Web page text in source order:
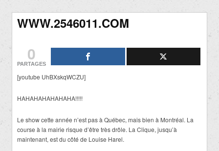
WWW.2546011.COM
0
PARTAGES
[youtube UhBXskqWCZU]
HAHAHAHAHAHAHA!!!!!
Le show cette année n’est pas à Québec, mais bien à Montréal. La
course à la mairie risque d’être très drôle. La Clique, jusqu’à
maintenant, est du côté de Louise Harel.